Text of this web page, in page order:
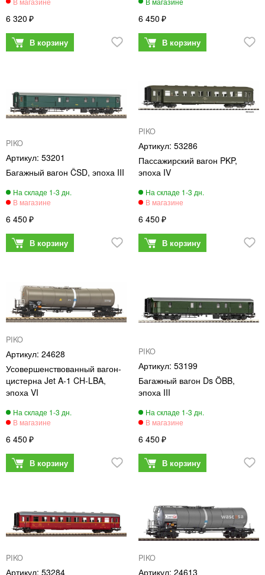
6 320 6 450
PIKO
53201
Багажный вагон ČSD, эпоха III
6 450
PIKO
53286
Пассажирский вагон PKP,
эпоха IV
6 450
PIKO
24628
Усовершенствованный вагон-
цистерна Jet A-1 CH-LBA,
эпоха VI
6 450
PIKO
53199
Багажный вагон Ds ÖBB,
эпоха III
6 450
PIKO
53284
PIKO
24613